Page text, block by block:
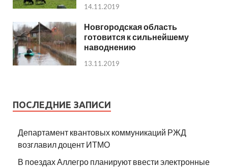
14.11.2019
Новгородская область
готовится к сильнейшему
наводнению
13.11.2019
ПОСЛЕДНИЕ ЗАПИСИ
Департамент квантовых коммуникаций РЖД
возглавил доцент ИТМО
В поездах Аллегро планируют ввести электронные